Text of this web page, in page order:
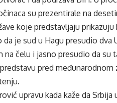
su prezentirale na
koje predstavljaju
je sud u Hagu presudio dva
na čelu i jasno presudio da
pred
upravu kada kaže da